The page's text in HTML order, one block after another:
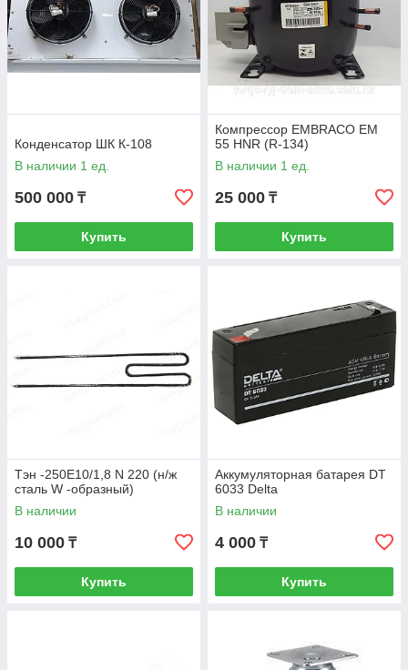
Конденсатор ШК К-108
В наличии 1 ед.
500 000 ₸
Купить
Компрессор EMBRАСO EM
55 HNR (R-134)
В наличии 1 ед.
25 000 ₸
Купить
Тэн -250Е10/1,8 N 220 (н/ж
сталь W -образный)
В наличии
10 000 ₸
Купить
Аккумуляторная батарея DT
6033 Delta
В наличии
4 000 ₸
Купить